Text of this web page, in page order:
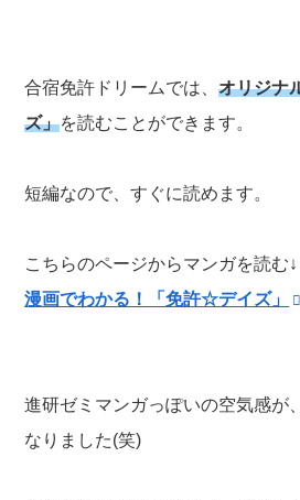
合宿免許ドリームでは、オリジナ
ズ」を読むことができます。
短編なので、すぐに読めます。
こちらのページからマンガを読む↓
漫画でわかる！「免許☆デイズ」
進研ゼミマンガっぽいの空気感が
なりました(笑)